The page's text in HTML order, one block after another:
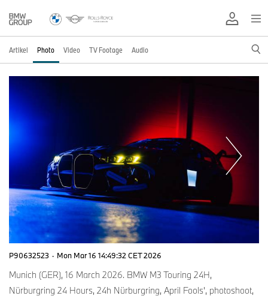
Artikel Photo Video TV Footage Audio
P90632523 · Mon Mar 16 14:49:32 CET 2026
Munich (GER), 16 March 2026. BMW M3 Touring 24H,
Nürburgring 24 Hours, 24h Nürburgring, April Fools', photoshoot,